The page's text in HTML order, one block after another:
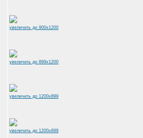
увеличить до 900x1200
увеличить до 899x1200
увеличить до 1200x899
увеличить до 1200x899